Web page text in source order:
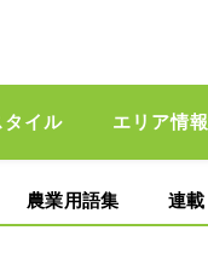
タイル エリア情報
農業用語集 連載